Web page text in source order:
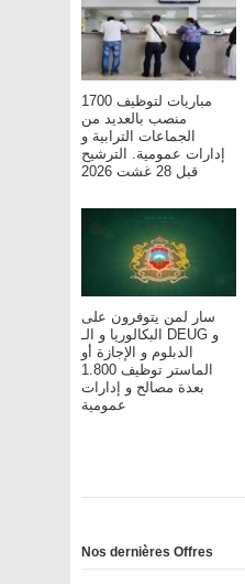
مباريات لتوظيف 1700
منصب بالعديد من
الجماعات الترابية و
إدارات عمومية. الترشيح
قبل 28 غشت 2026
سار لمن يتوفرون على
البكالوريا و الـ DEUG و
الدبلوم و الإجازة أو
الماستر توظيف 1.800
بعدة مصالح و إدارات
عمومية
Nos dernières Offres